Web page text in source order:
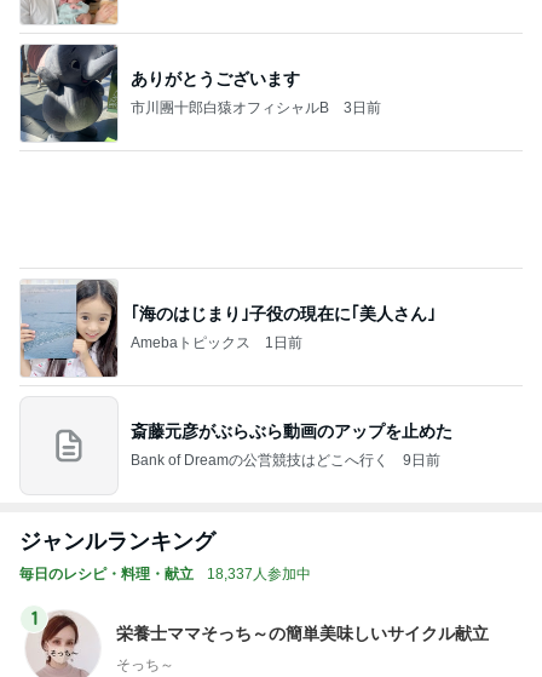
ありがとうございます
市川團十郎白猿オフィシャルB 3日前
斎藤元彦がぶらぶら動画のアップを止めた
Bank of Dreamの公営競技はどこへ行く
ジャンルランキング
毎日のレシピ・料理・献立 18,337人参加中
そっち～
ゆうき